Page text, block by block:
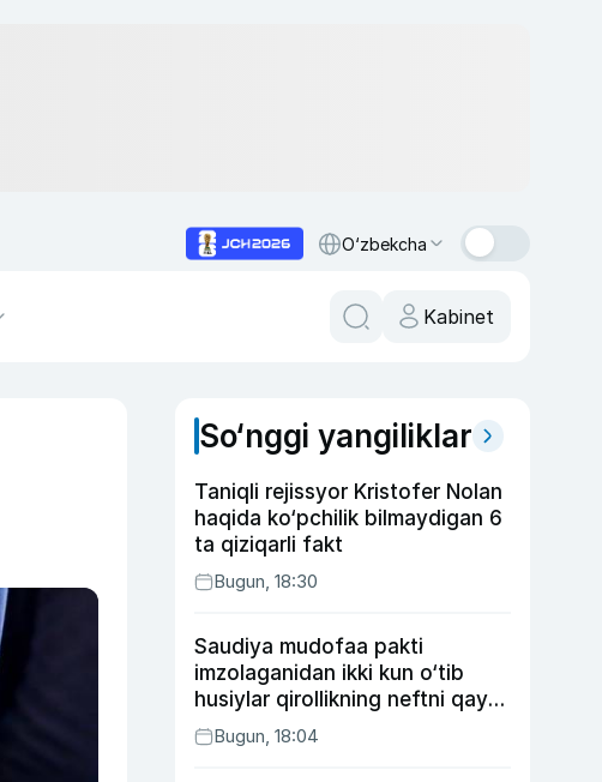
O‘zbekcha
Kabinet
So‘nggi yangiliklar
Taniqli rejissyor Kristofer Nolan
haqida ko‘pchilik bilmaydigan 6
ta qiziqarli fakt
Bugun, 18:30
Saudiya mudofaa pakti
imzolaganidan ikki kun o‘tib
husiylar qirollikning neftni qayta
ishlash zavodiga hujum qildi
Bugun, 18:04